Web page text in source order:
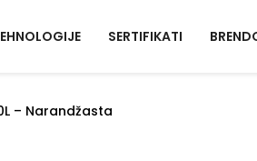
SERTIFIKATI
– Narandžasta